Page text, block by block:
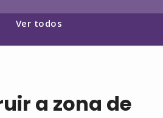
Ver todos
a zona de